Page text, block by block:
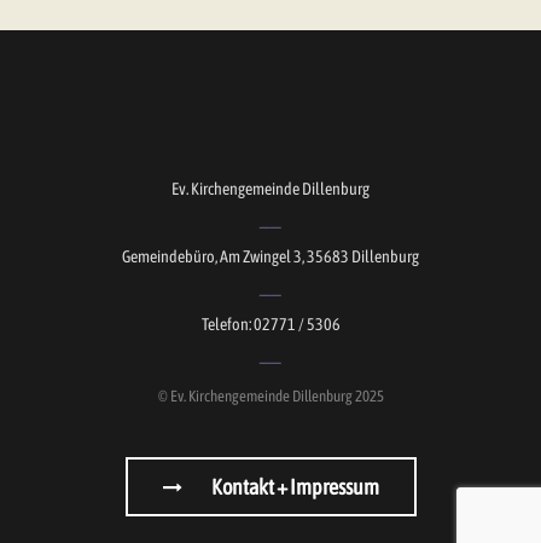
Ev. Kirchengemeinde Dillenburg
Gemeindebüro, Am Zwingel 3, 35683 Dillenburg
Telefon: 02771 / 5306
© Ev. Kirchengemeinde Dillenburg 2025
Kontakt + Impressum